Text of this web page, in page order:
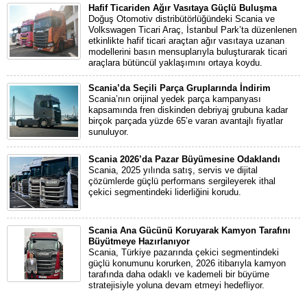
Hafif Ticariden Ağır Vasıtaya Güçlü Buluşma
Doğuş Otomotiv distribütörlüğündeki Scania ve
Volkswagen Ticari Araç, İstanbul Park’ta düzenlenen
etkinlikte hafif ticari araçtan ağır vasıtaya uzanan
modellerini basın mensuplarıyla buluşturarak ticari
araçlara bütüncül yaklaşımını ortaya koydu.
Scania’da Seçili Parça Gruplarında İndirim
Scania’nın orijinal yedek parça kampanyası
kapsamında fren diskinden debriyaj grubuna kadar
birçok parçada yüzde 65’e varan avantajlı fiyatlar
sunuluyor.
Scania 2026’da Pazar Büyümesine Odaklandı
Scania, 2025 yılında satış, servis ve dijital
çözümlerde güçlü performans sergileyerek ithal
çekici segmentindeki liderliğini korudu.
Scania Ana Gücünü Koruyarak Kamyon Tarafını
Büyütmeye Hazırlanıyor
Scania, Türkiye pazarında çekici segmentindeki
güçlü konumunu korurken, 2026 itibarıyla kamyon
tarafında daha odaklı ve kademeli bir büyüme
stratejisiyle yoluna devam etmeyi hedefliyor.